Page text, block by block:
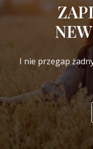
I nie przegap